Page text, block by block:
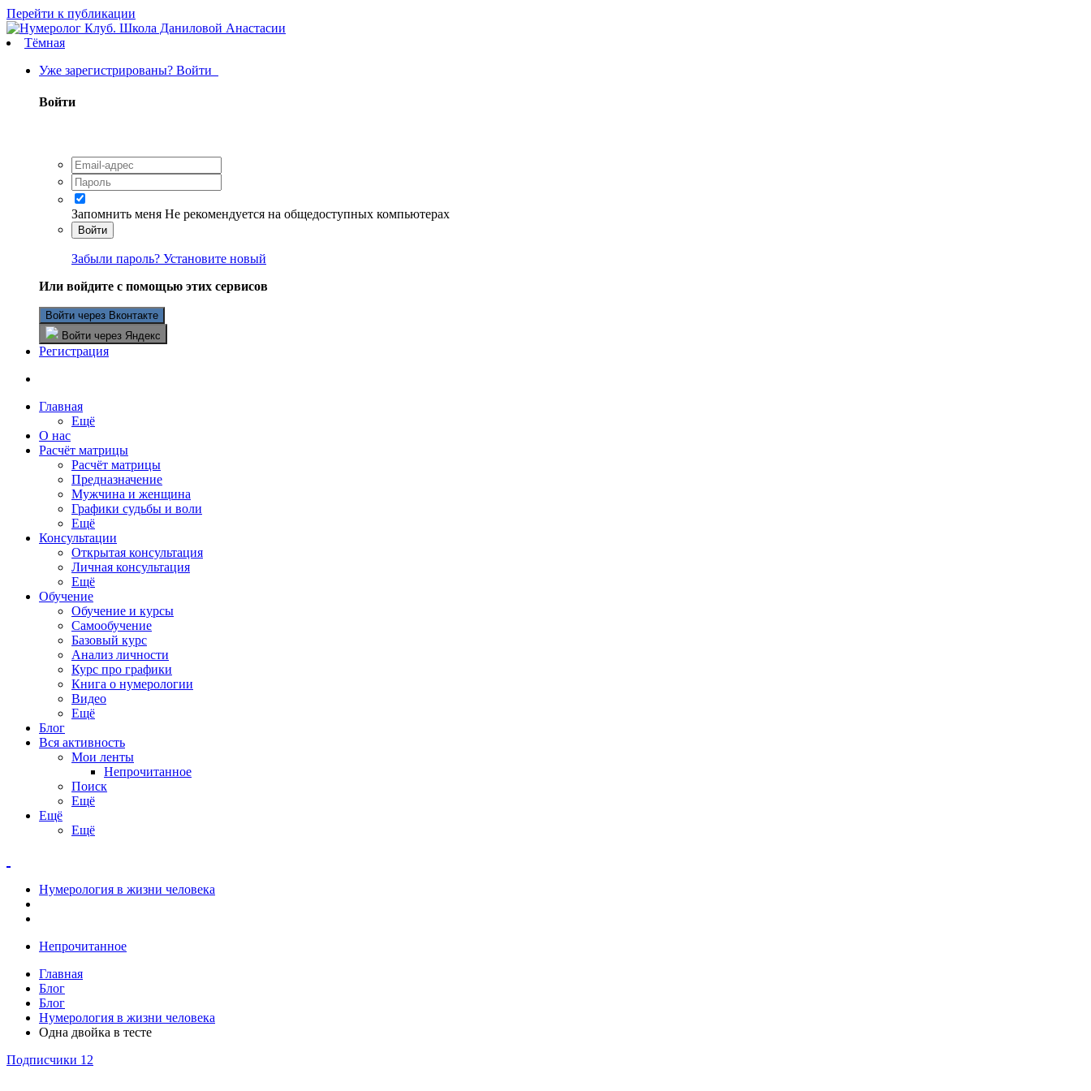
Перейти к публикации
Тёмная
Уже зарегистрированы? Войти
Войти
Запомнить меня Не рекомендуется на общедоступных компьютерах
Войти
Забыли пароль? Установите новый
Или войдите с помощью этих сервисов
Войти через Вконтакте
Войти через Яндекс
Регистрация
Главная
Ещё
О нас
Расчёт матрицы
Расчёт матрицы
Предназначение
Мужчина и женщина
Графики судьбы и воли
Ещё
Консультации
Открытая консультация
Личная консультация
Ещё
Обучение
Обучение и курсы
Самообучение
Базовый курс
Анализ личности
Курс про графики
Книга о нумерологии
Видео
Ещё
Блог
Вся активность
Мои ленты
Непрочитанное
Поиск
Ещё
Ещё
Ещё
Нумерология в жизни человека
Непрочитанное
Главная
Блог
Блог
Нумерология в жизни человека
Одна двойка в тесте
Подписчики 12